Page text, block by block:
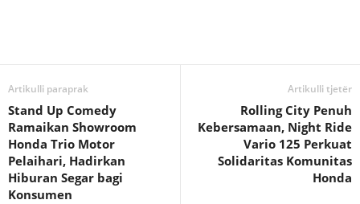
Artikulli paraprak
Stand Up Comedy
Ramaikan Showroom
Honda Trio Motor
Pelaihari, Hadirkan
Hiburan Segar bagi
Konsumen
Artikulli tjetër
Rolling City Penuh
Kebersamaan, Night Ride
Vario 125 Perkuat
Solidaritas Komunitas
Honda